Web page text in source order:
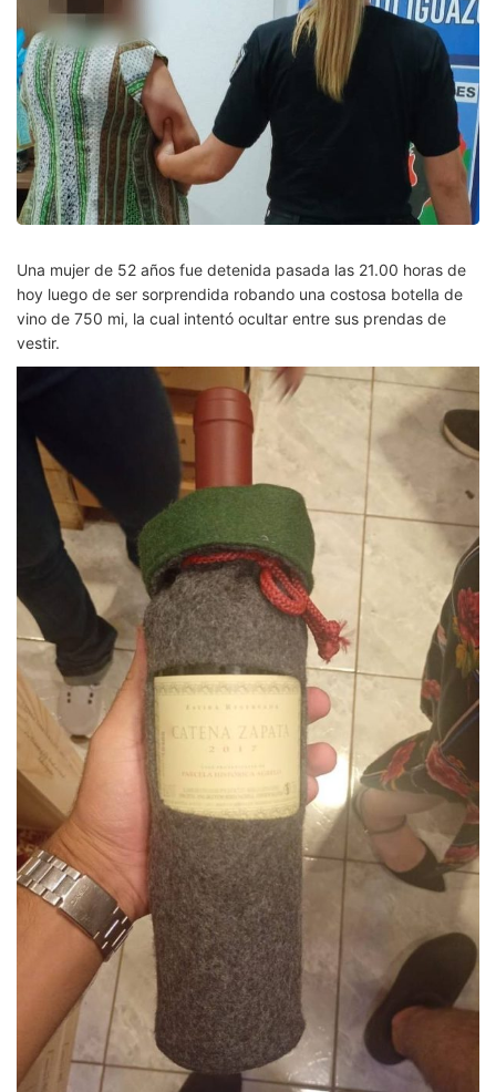
Una mujer de 52 años fue detenida pasada las 21.00 horas de
hoy luego de ser sorprendida robando una costosa botella de
vino de 750 mi, la cual intentó ocultar entre sus prendas de
vestir.